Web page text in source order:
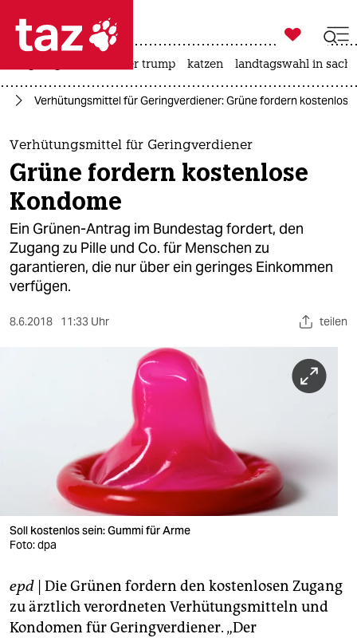
 taz zahl ich
taz zahl ich
themen
politik
öko
gesellschaft
kultur
sport
veranstaltungen
fragen & hilfe
unterstützen

taz zahl ich
usa unter trump katzen landtagswahl in
Verhütungsmittel für Geringverdiener: Grüne fordern
Verhütungsmittel für Geringverdiener
Grüne fordern kostenlose
Kondome
Ein Grünen-Antrag im Bundestag fordert, den
Zugang zu Pille und Co. für Menschen zu
garantieren, die nur über ein geringes Einkommen
verfügen.
8.6.2018 11:33 Uhr teilen
Soll kostenlos sein: Gummi für Arme
Foto: dpa
epd | Die Grünen fordern den kostenlosen Zugang
zu ärztlich verordneten Verhütungsmitteln und
Kondomen für Geringverdiener. „Der